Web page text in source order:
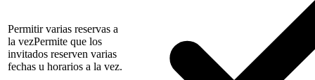
Permitir varias reservas a
la vezPermite que los
invitados reserven varias
fechas u horarios a la vez.